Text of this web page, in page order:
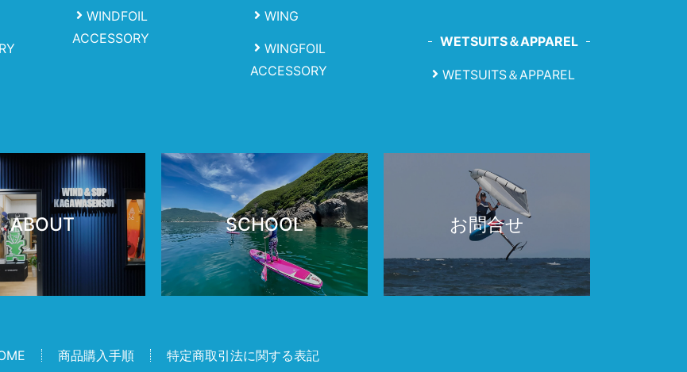
WINDFOIL
ACCESSORY
WING
WINGFOIL
ACCESSORY
WETSUITS＆APPAREL
WETSUITS＆APPAREL
ABOUT SCHOOL お問合せ
商品購入手順 特定商取引法に関する表記